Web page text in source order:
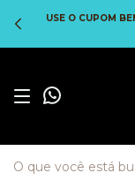
USE O CUPOM